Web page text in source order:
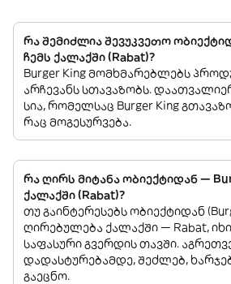
რა შემიძლია შევუკვეთო
ჩემს ქალაქში (Rabat)?
Burger King მომხმარებლებს
არჩევანს სთავაზობს.
სია, რომელსაც Burger King
რაც მოგესურვება.
რა ღირს მიტანა ობიექტიდან —
ქალაქში (Rabat)?
თუ გაინტერესებს ობიექტიდან
ღირებულება ქალაქში — Rabat,
საფასური გვერდის თავში.
დადასტურებამდე, შეძლებ,
გაეცნო.